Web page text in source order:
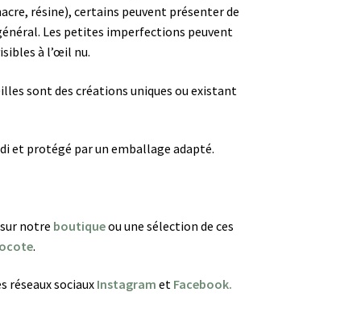
résine), certains peuvent présenter de
Les petites imperfections peuvent
à l’œil nu.
sont des créations uniques ou existant
et protégé par un emballage adapté.
notre boutiqueou une sélection de ces
.
réseaux sociauxInstagram et Facebook.